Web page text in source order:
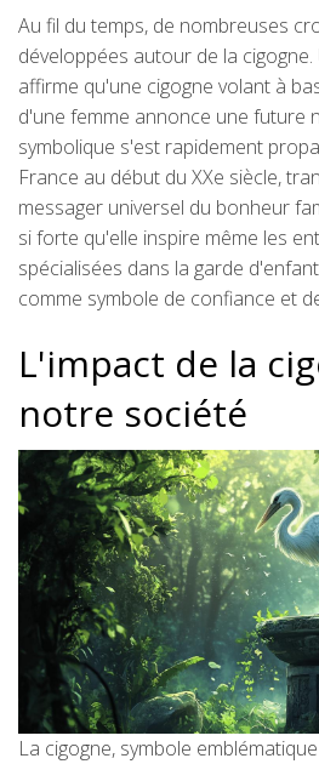
Au fil du temps, de nombreuses
développées autour de la
affirme qu'une cigogne volant à
d'une femme annonce une future
symbolique s'est rapidement
France au début du XXe siècle,
messager universel du bonheur
si forte qu'elle inspire même les
spécialisées dans la garde
comme symbole de confiance et
L'impact de la
notre société
La cigogne, symbole